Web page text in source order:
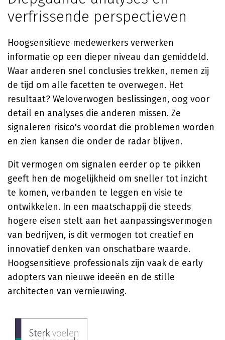
verfrissende perspectieven
Hoogsensitieve medewerkers verwerken
informatie op een dieper niveau dan gemiddeld.
Waar anderen snel conclusies trekken, nemen zij
de tijd om alle facetten te overwegen. Het
resultaat? Weloverwogen beslissingen, oog voor
detail en analyses die anderen missen. Ze
signaleren risico's voordat die problemen worden
en zien kansen die onder de radar blijven.
Dit vermogen om signalen eerder op te pikken
geeft hen de mogelijkheid om sneller tot inzicht
te komen, verbanden te leggen en visie te
ontwikkelen. In een maatschappij die steeds
hogere eisen stelt aan het aanpassingsvermogen
van bedrijven, is dit vermogen tot creatief en
innovatief denken van onschatbare waarde.
Hoogsensitieve professionals zijn vaak de early
adopters van nieuwe ideeën en de stille
architecten van vernieuwing.